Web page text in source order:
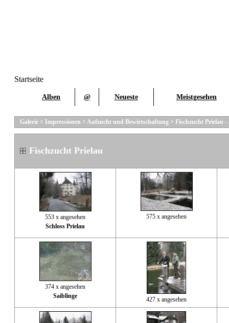
Startseite
Alben @ Neueste Meistgesehen
Galerie > Impressionen > Aufzucht und Bewirtschaftung > Fischzucht Prielau -
Fischzucht Prielau
553 x angesehen
Schloss Prielau
575 x angesehen
374 x angesehen
Saiblinge
427 x angesehen